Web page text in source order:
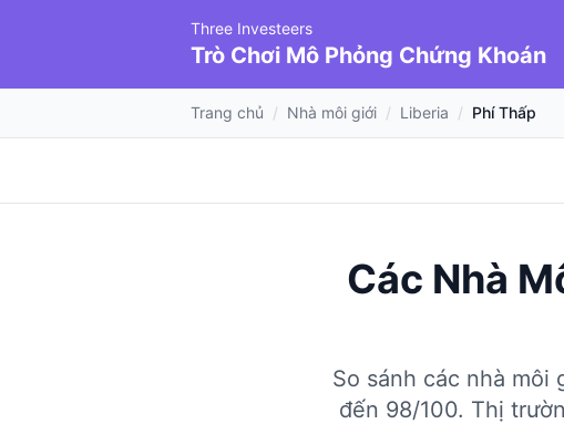
Three Investeers
Trò Chơi Mô Phỏng Chứng Khoán
Trang chủ / Nhà môi giới / Liberia / Phí Thấp
Các Nhà
So sánh các nhà môi
đến 98/100. Thị